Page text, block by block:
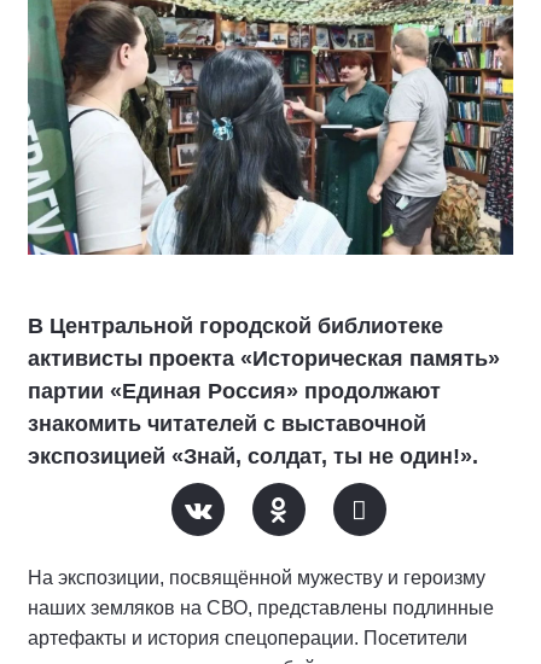
В Центральной городской библиотеке
активисты проекта «Историческая память»
партии «Единая Россия» продолжают
знакомить читателей с выставочной
экспозицией «Знай, солдат, ты не один!».
На экспозиции, посвящённой мужеству и героизму
наших земляков на СВО, представлены подлинные
артефакты и история спецоперации. Посетители